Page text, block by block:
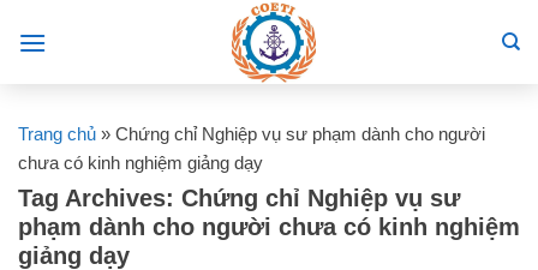
Trang chủ » Chứng chỉ Nghiệp vụ sư phạm dành cho người
chưa có kinh nghiệm giảng dạy
Tag Archives: Chứng chỉ Nghiệp vụ sư
phạm dành cho người chưa có kinh nghiệm
giảng dạy